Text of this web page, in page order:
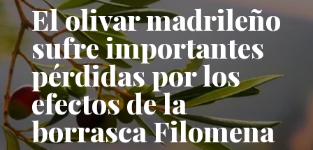
El olivar madrileño
sufre importantes
pérdidas por los
efectos de la
borrasca Filomena